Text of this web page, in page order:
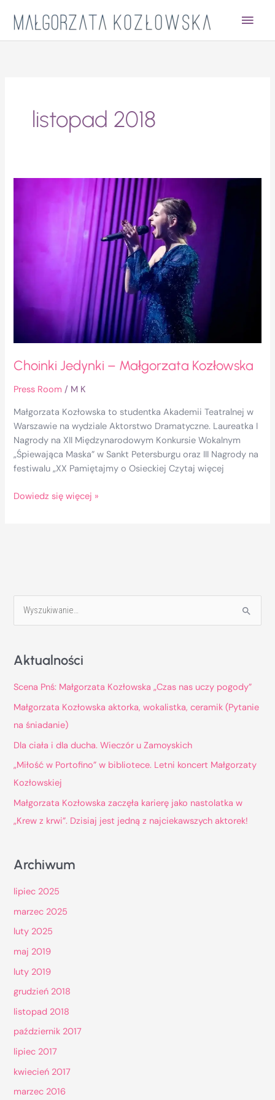
listopad 2018
Choinki Jedynki – Małgorzata Kozłowska
Press Room / M K
Małgorzata Kozłowska to studentka Akademii Teatralnej w
Warszawie na wydziale Aktorstwo Dramatyczne. Laureatka I
Nagrody na XII Międzynarodowym Konkursie Wokalnym
„Śpiewająca Maska” w Sankt Petersburgu oraz III Nagrody na
festiwalu „XX Pamiętajmy o Osieckiej Czytaj więcej
Dowiedz się więcej »
k
a
j
:
Aktualności
Scena Pnś: Małgorzata Kozłowska „Czas nas uczy pogody”
Małgorzata Kozłowska aktorka, wokalistka, ceramik (Pytanie
na śniadanie)
Dla ciała i dla ducha. Wieczór u Zamoyskich
„Miłość w Portofino” w bibliotece. Letni koncert Małgorzaty
Kozłowskiej
Małgorzata Kozłowska zaczęła karierę jako nastolatka w
„Krew z krwi”. Dzisiaj jest jedną z najciekawszych aktorek!
Archiwum
lipiec 2025
marzec 2025
luty 2025
maj 2019
luty 2019
grudzień 2018
listopad 2018
październik 2017
lipiec 2017
kwiecień 2017
marzec 2016